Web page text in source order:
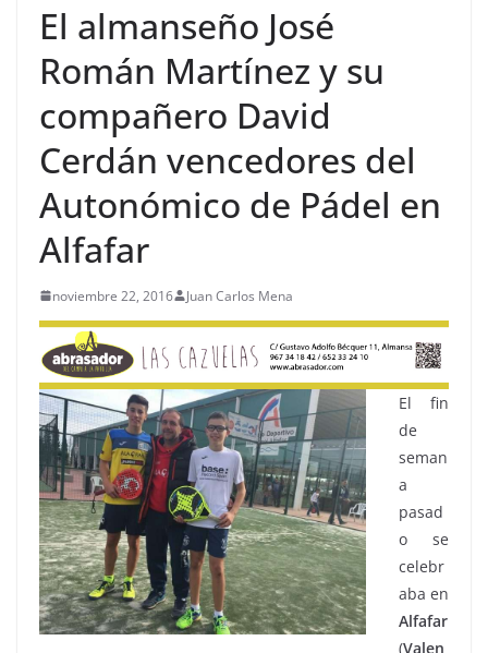
El almanseño José
Román Martínez y su
compañero David
Cerdán vencedores del
Autonómico de Pádel en
Alfafar
noviembre 22, 2016 Juan Carlos Mena
El fin
de
seman
a
pasad
o se
celebr
aba en
Alfafar
(Valen